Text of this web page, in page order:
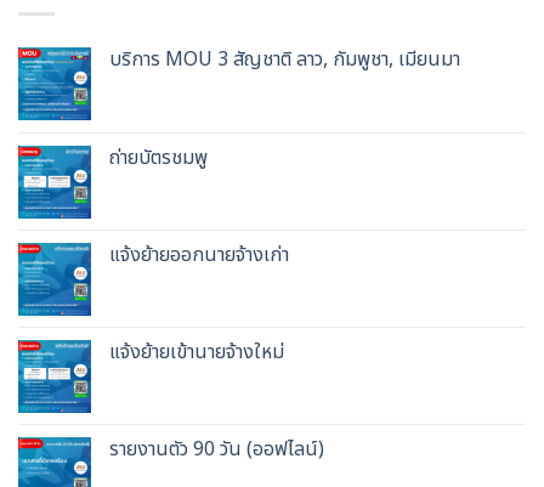
บริการ MOU 3 สัญชาติ ลาว, กัมพูชา, เมียนมา
ถ่ายบัตรชมพู
แจ้งย้ายออกนายจ้างเก่า
แจ้งย้ายเข้านายจ้างใหม่
รายงานตัว 90 วัน (ออฟไลน์)